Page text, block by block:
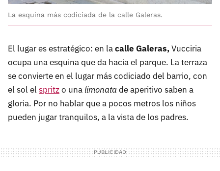
La esquina más codiciada de la calle Galeras.
El lugar es estratégico: en lacalle Galeras,Vucciria
ocupa una esquina que da hacia el parque. La terraza
se convierte en el lugar más codiciado del barrio, con
el sol el spritzo una limonata de aperitivo saben a
gloria. Por no hablar que a pocos metros los niños
pueden jugar tranquilos, a la vista de los padres.